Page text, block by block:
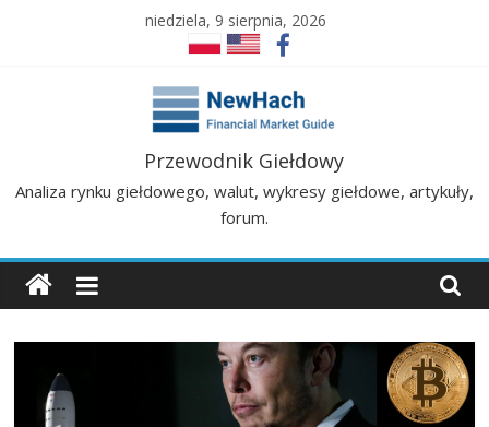
niedziela, 9 sierpnia, 2026
NewHach
Przewodnik
Giełdowy
Przewodnik Giełdowy
Analiza rynku giełdowego, walut, wykresy giełdowe, artykuły,
forum.